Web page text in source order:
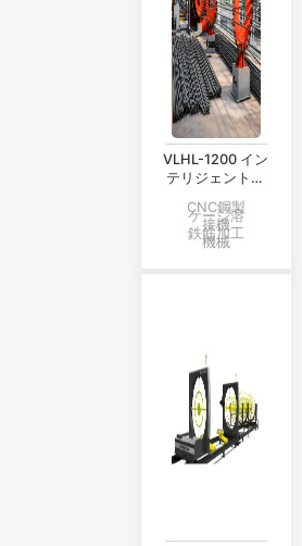
VLHL-1200 イン
テリジェント補
接生産ライン
CNC鋼製
ケージ溶
接機
鉄筋加工
機械